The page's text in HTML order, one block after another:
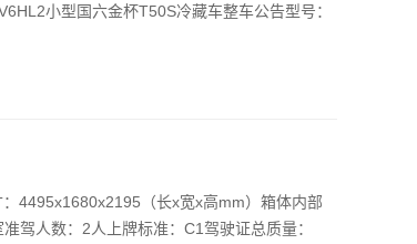
小型国六金杯T50S冷藏车整车公告型号：
4495x1680x2195（长x宽x高mm）箱体内部
驾人数：2人上牌标准：C1驾驶证总质量：